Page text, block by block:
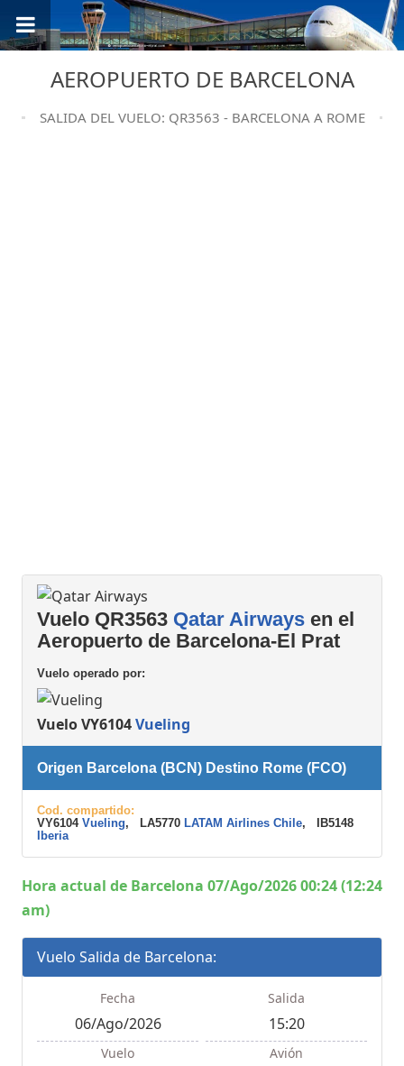
AEROPUERTO DE BARCELONA
SALIDA DEL VUELO: QR3563 - BARCELONA A ROME
Vuelo QR3563 Qatar Airways en el
Aeropuerto de Barcelona-El Prat
Vuelo operado por:
Vuelo VY6104Vueling
Origen Barcelona (BCN) Destino Rome (FCO)
Cod. compartido:
VY6104 Vueling, LA5770 LATAM Airlines Chile, IB5148
Iberia
Hora actual de Barcelona 07/Ago/2026 00:24 (12:24
am)
Vuelo Salida de Barcelona:
Fecha
06/Ago/2026
Salida
15:20
Vuelo Avión